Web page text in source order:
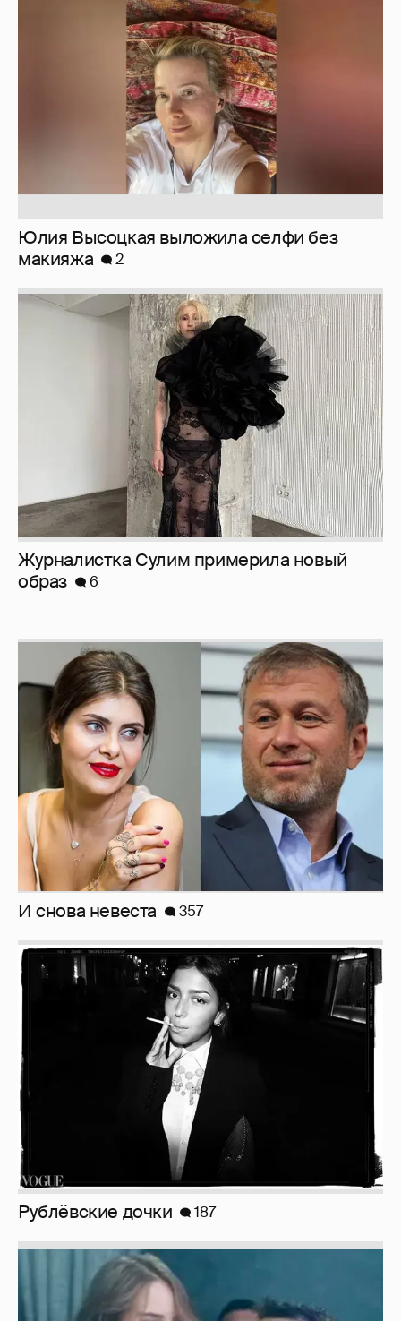
Юлия Высоцкая выложила селфи без
Журналистка Сулим примерила новый
И снова невеста 357
Рублёвские дочки 187
Неужели правда?